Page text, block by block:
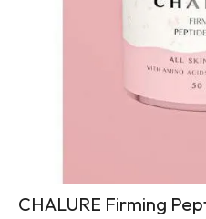
CHALURE Firming